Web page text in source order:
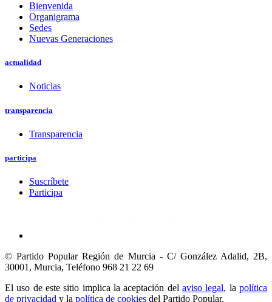
Bienvenida
Organigrama
Sedes
Nuevas Generaciones
actualidad
Noticias
transparencia
Transparencia
participa
Suscríbete
Participa
© Partido Popular Región de Murcia - C/ González Adalid, 2B,
30001, Murcia, Teléfono 968 21 22 69
El uso de este sitio implica la aceptación del aviso legal, lapolítica
de privacidad y la política de cookies del Partido Popular.